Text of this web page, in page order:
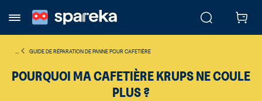
GUIDE DE RÉPARATION DE PANNE POUR CAFETIÈRE
POURQUOI MA CAFETIÈRE KRUPS NE COULE
PLUS ?